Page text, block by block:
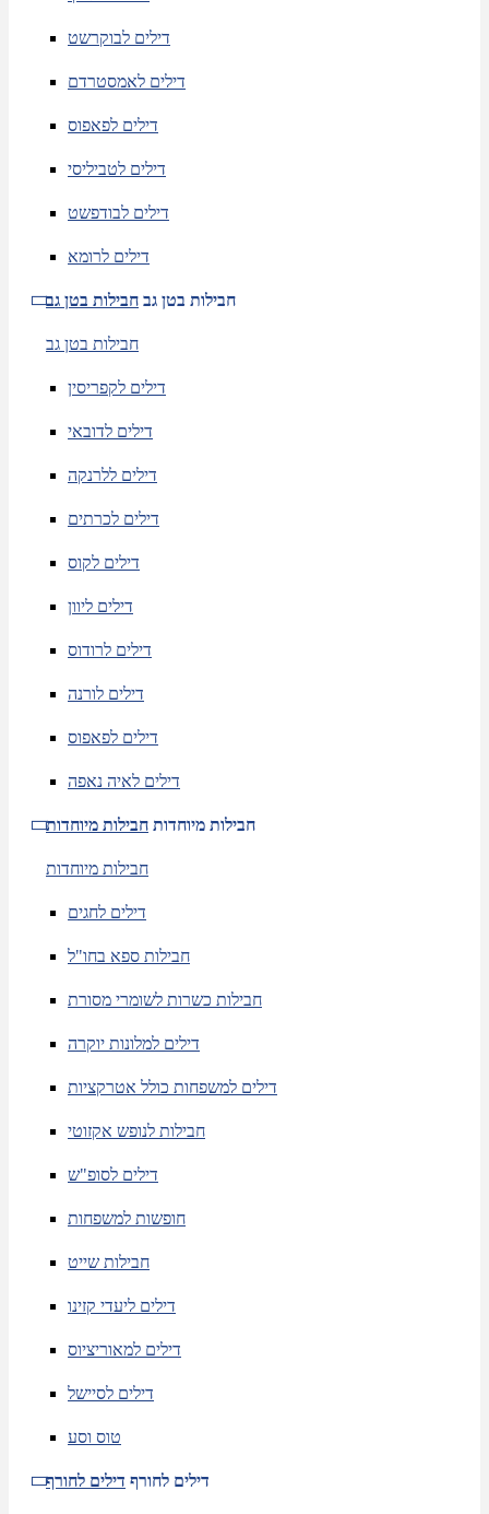
דילים לבוקרשט
דילים לאמסטרדם
דילים לפאפוס
דילים לטביליסי
דילים לבודפשט
דילים לרומא
חבילות בטן גב חבילות בטן גב
חבילות בטן גב
דילים לקפריסין
דילים לדובאי
דילים ללרנקה
דילים לכרתים
דילים לקוס
דילים ליוון
דילים לרודוס
דילים לורנה
דילים לפאפוס
דילים לאיה נאפה
חבילות מיוחדות חבילות מיוחדות
חבילות מיוחדות
דילים לחגים
חבילות ספא בחו"ל
חבילות כשרות לשומרי מסורת
דילים למלונות יוקרה
דילים למשפחות כולל אטרקציות
חבילות לנופש אקזוטי
דילים לסופ"ש
חופשות למשפחות
חבילות שייט
דילים ליעדי קזינו
דילים למאוריציוס
דילים לסיישל
טוס וסע
דילים לחורף דילים לחורף